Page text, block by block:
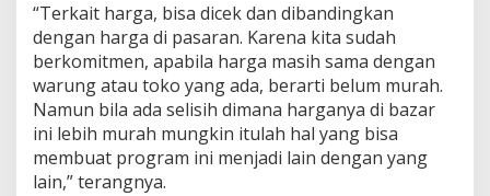
“Terkait harga, bisa dicek dan dibandingkan
dengan harga di pasaran. Karena kita sudah
berkomitmen, apabila harga masih sama dengan
warung atau toko yang ada, berarti belum murah.
Namun bila ada selisih dimana harganya di bazar
ini lebih murah mungkin itulah hal yang bisa
membuat program ini menjadi lain dengan yang
lain,” terangnya.